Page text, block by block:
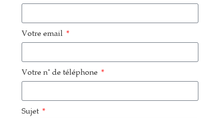
Votre email
Votre n° de téléphone
Sujet